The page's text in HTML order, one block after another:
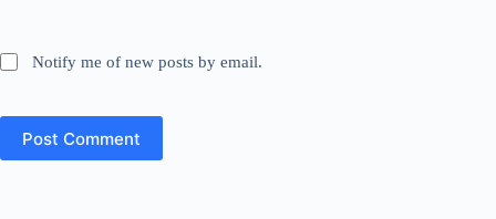
Notify me of new posts by email.
Post Comment